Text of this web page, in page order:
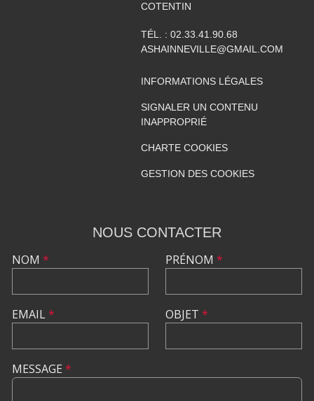
COTENTIN
TÉL. : 02.33.41.90.68
ASHAINNEVILLE@GMAIL.COM
INFORMATIONS LÉGALES
SIGNALER UN CONTENU
INAPPROPRIÉ
CHARTE COOKIES
GESTION DES COOKIES
NOUS CONTACTER
NOM *
EMAIL*
PRÉNOM *
OBJET *
MESSAGE *